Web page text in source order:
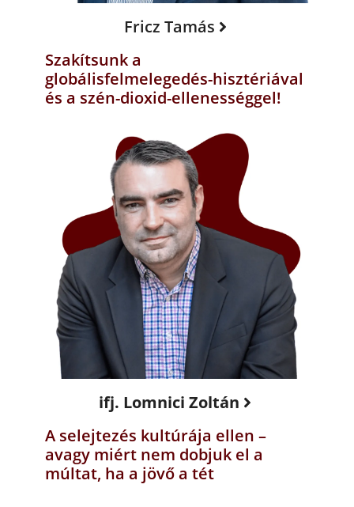
Fricz Tamás
Szakítsunk a
globálisfelmelegedés-hisztériával
és a szén-dioxid-ellenességgel!
ifj. Lomnici Zoltán
A selejtezés kultúrája ellen –
avagy miért nem dobjuk el a
múltat, ha a jövő a tét